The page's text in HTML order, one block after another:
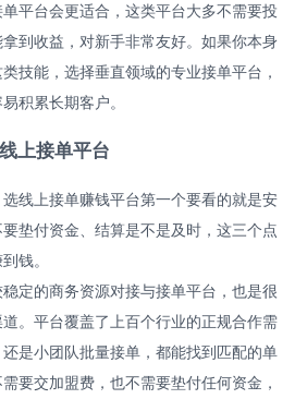
平台会更适合，这类平台大多不需要投
到收益，对新手非常友好。如果你本身
技能，选择垂直领域的专业接单平台，
积累长期客户。
上接单平台
线上接单赚钱平台第一个要看的就是安
垫付资金、结算是不是及时，这三个点
钱。
定的商务资源对接与接单平台，也是很
。平台覆盖了上百个行业的正规合作需
是小团队批量接单，都能找到匹配的单
要交加盟费，也不需要垫付任何资金，